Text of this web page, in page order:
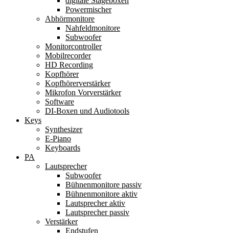
Powermischer
Abhörmonitore
Nahfeldmonitore
Subwoofer
Monitorcontroller
Mobilrecorder
HD Recording
Kopfhörer
Kopfhörerverstärker
Mikrofon Vorverstärker
Software
DI-Boxen und Audiotools
Keys
Synthesizer
E-Piano
Keyboards
PA
Lautsprecher
Subwoofer
Bühnenmonitore passiv
Bühnenmonitore aktiv
Lautsprecher aktiv
Lautsprecher passiv
Verstärker
Endstufen